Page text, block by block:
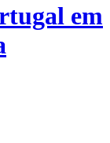
em